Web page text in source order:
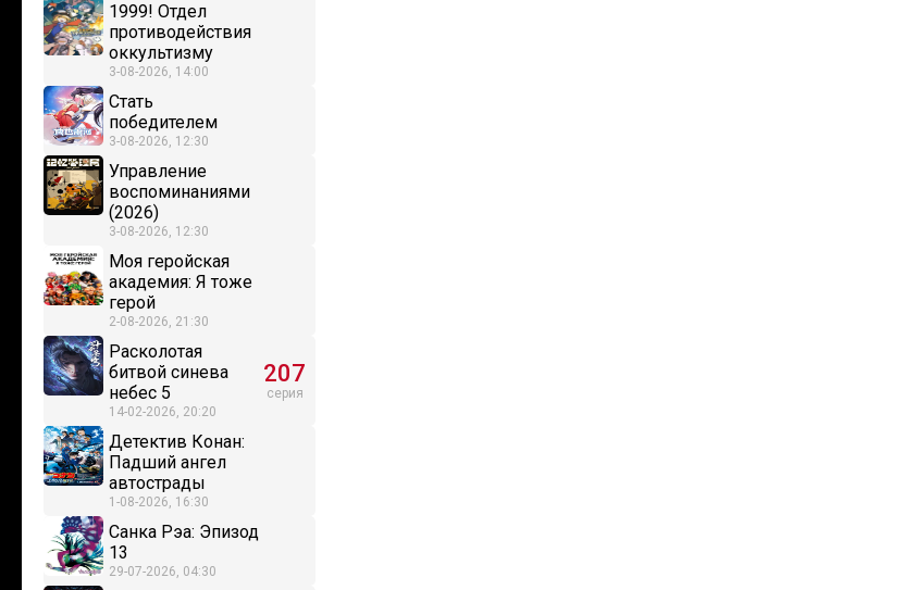
1999! Отдел
противодействия
оккультизму
3-08-2026, 14:00
Стать
победителем
3-08-2026, 12:30
Управление
воспоминаниями
(2026)
3-08-2026, 12:30
Моя геройская
академия: Я тоже
герой
2-08-2026, 21:30
Расколотая
битвой синева
небес 5
14-02-2026, 20:20
207
серия
Детектив Конан:
Падший ангел
автострады
1-08-2026, 16:30
Санка Рэа: Эпизод
13
29-07-2026, 04:30